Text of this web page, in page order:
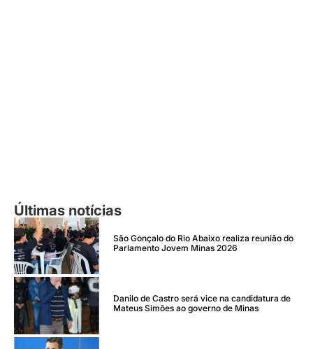
Últimas notícias
São Gonçalo do Rio Abaixo realiza reunião do
Parlamento Jovem Minas 2026
Danilo de Castro será vice na candidatura de
Mateus Simões ao governo de Minas